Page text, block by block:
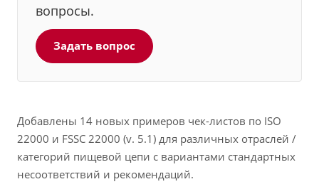
вопросы.
Задать вопрос
Добавлены 14 новых примеров чек-листов по ISO
22000 и FSSC 22000 (v. 5.1) для различных отраслей /
категорий пищевой цепи с вариантами стандартных
несоответствий и рекомендаций.